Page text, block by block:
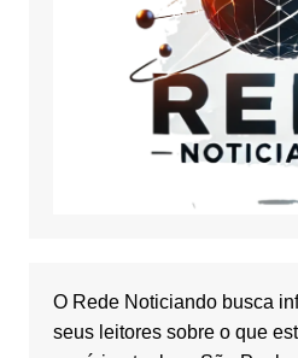
O Rede Noticiando busca
seus leitores sobre o que